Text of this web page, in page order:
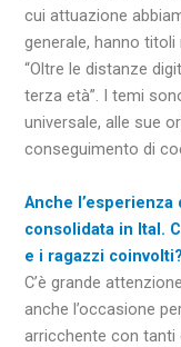
cui attuazione
generale, hanno titoli
“Oltre le distanze
terza età”. I temi
universale, alle sue
conseguimento di
Anche
consolidata in Ital.
e i ragazzi coinvolti?
C’è grande
anche l’occasione
arricchente con tanti